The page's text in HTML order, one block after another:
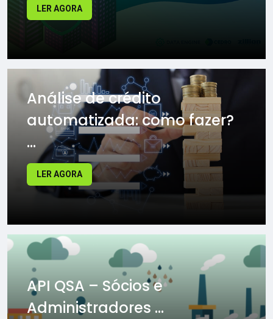
LER AGORA
Análise de crédito
automatizada: como fazer?
...
LER AGORA
API QSA – Sócios e
Administradores ...